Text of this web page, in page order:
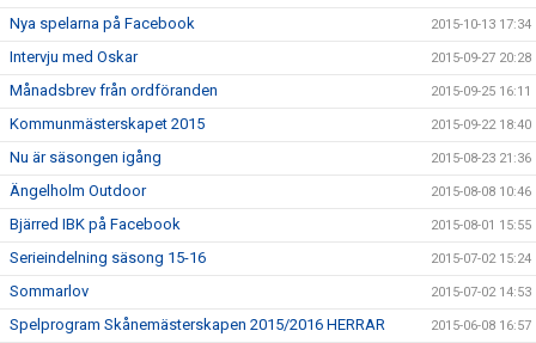
Nya spelarna på Facebook 2015-10-13 17:34
Intervju med Oskar 2015-09-27 20:28
Månadsbrev från ordföranden 2015-09-25 16:11
Kommunmästerskapet 2015 2015-09-22 18:40
Nu är säsongen igång 2015-08-23 21:36
Ängelholm Outdoor 2015-08-08 10:46
Bjärred IBK på Facebook 2015-08-01 15:55
Serieindelning säsong 15-16 2015-07-02 15:24
Sommarlov 2015-07-02 14:53
Spelprogram Skånemästerskapen 2015/2016 HERRAR 2015-06-08 16:57